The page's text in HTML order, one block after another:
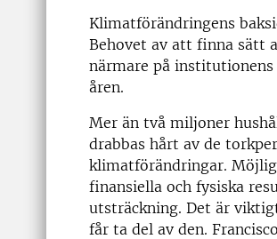
Klimatförändringens
Behovet av att finna sätt
närmare på
åren.
Mer än två miljoner
drabbas hårt av de
klimatförändringar.
finansiella och fysiska
utsträckning. Det är
får ta del av den.